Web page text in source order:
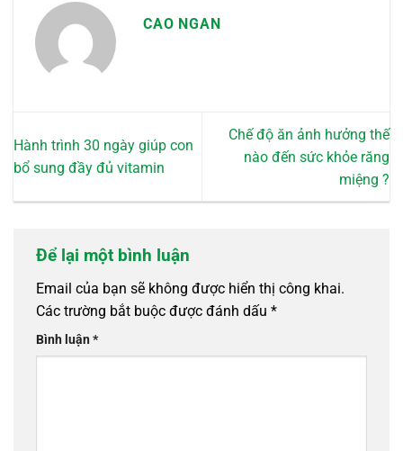
CAO NGAN
Hành trình 30 ngày giúp con
bổ sung đầy đủ vitamin
Chế độ ăn ảnh hưởng thế
nào đến sức khỏe răng
miệng ?
Để lại một bình luận
Email của bạn sẽ không được hiển thị công khai.
Các trường bắt buộc được đánh dấu *
Bình luận*